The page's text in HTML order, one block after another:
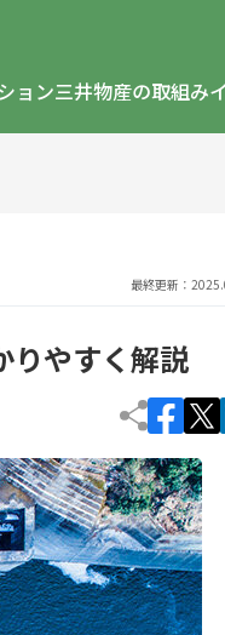
ョン三井物産の取組み
最終更新：
りやすく解説